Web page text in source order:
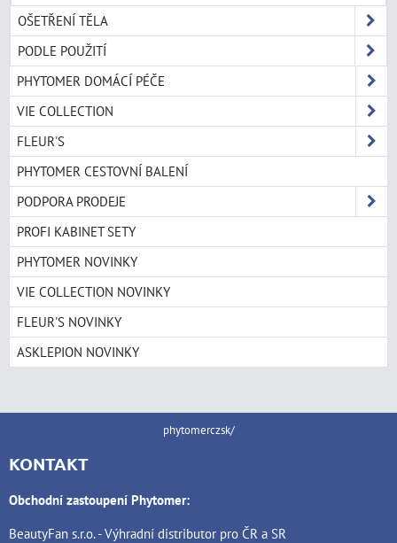
OŠETŘENÍ TĚLA
PODLE POUŽITÍ
PHYTOMER DOMÁCÍ PÉČE
VIE COLLECTION
FLEUR'S
PHYTOMER CESTOVNÍ BALENÍ
PODPORA PRODEJE
PROFI KABINET SETY
PHYTOMER NOVINKY
VIE COLLECTION NOVINKY
FLEUR'S NOVINKY
ASKLEPION NOVINKY
phytomerczsk/
KONTAKT
Obchodní zastoupení Phytomer:
BeautyFan s.r.o. - Výhradní distributor pro ČR a SR